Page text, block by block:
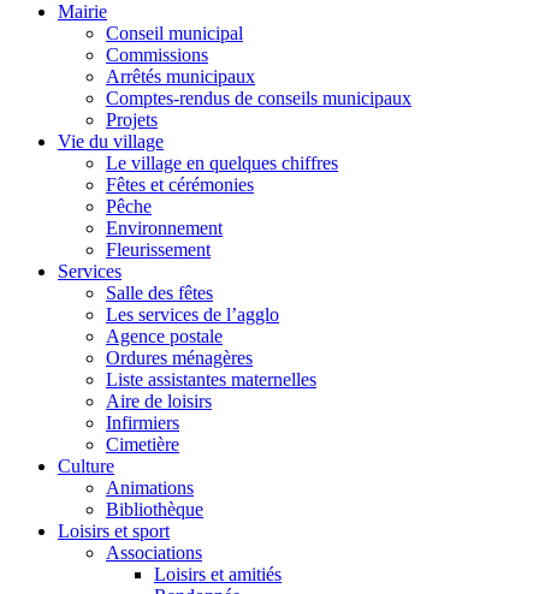
Mairie
Conseil municipal
Commissions
Arrêtés municipaux
Comptes-rendus de conseils municipaux
Projets
Vie du village
Le village en quelques chiffres
Fêtes et cérémonies
Pêche
Environnement
Fleurissement
Services
Salle des fêtes
Les services de l’agglo
Agence postale
Ordures ménagères
Liste assistantes maternelles
Aire de loisirs
Infirmiers
Cimetière
Culture
Animations
Bibliothèque
Loisirs et sport
Associations
Loisirs et amitiés